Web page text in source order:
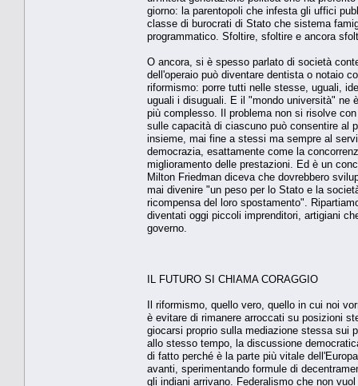
giorno: la parentopoli che infesta gli uffici
classe di burocrati di Stato che sistema
programmatico. Sfoltire, sfoltire e ancora
O ancora, si è spesso parlato di società
dell'operaio può diventare dentista o notaio
riformismo: porre tutti nelle stesse, uguali,
uguali i disuguali. E il "mondo università" ne
più complesso. Il problema non si risolve
sulle capacità di ciascuno può consentire al
insieme, mai fine a stessi ma sempre al
democrazia, esattamente come la
miglioramento delle prestazioni. Ed è un
Milton Friedman diceva che dovrebbero
mai divenire "un peso per lo Stato e la
ricompensa del loro spostamento".
diventati oggi piccoli imprenditori, artigiani
governo.
IL FUTURO SI CHIAMA CORAGGIO
Il riformismo, quello vero, quello in cui noi
è evitare di rimanere arroccati su posizioni
giocarsi proprio sulla mediazione stessa sui
allo stesso tempo, la discussione
di fatto perché è la parte più vitale
avanti, sperimentando formule di
gli indiani arrivano. Federalismo che non